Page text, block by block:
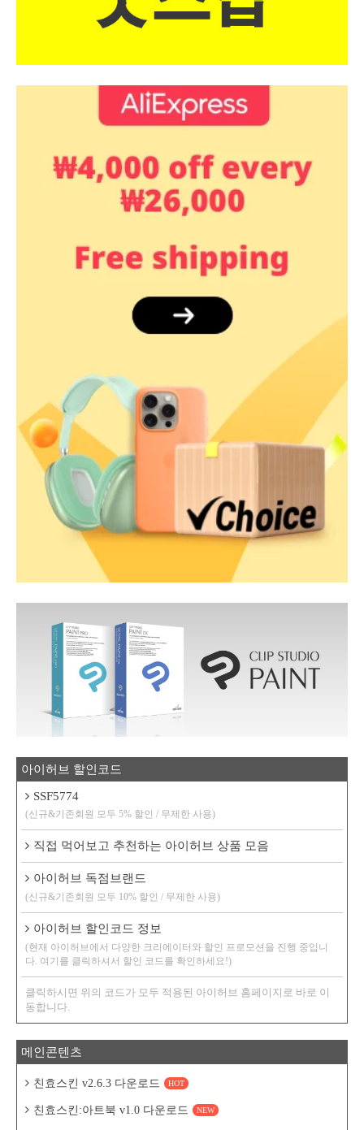
아이허브 할인코드
SSF5774
(신규&기존회원 모두 5% 할인 / 무제한 사용)
직접 먹어보고 추천하는 아이허브 상품 모음
아이허브 독점브랜드
(신규&기존회원 모두 10% 할인 / 무제한 사용)
아이허브 할인코드 정보
(현재 아이허브에서 다양한 크리에이터와 할인 프로모션을 진행 중입니
다. 여기를 클릭하셔서 할인 코드를 확인하세요!)
클릭하시면 위의 코드가 모두 적용된 아이허브 홈페이지로 바로 이
동합니다.
메인콘텐츠
친효스킨 v2.6.3 다운로드 HOT
친효스킨:아트북 v1.0 다운로드 NEW